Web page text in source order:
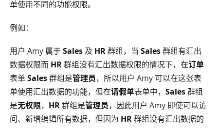
单使用不同的功能权限。
例如：
用户 Amy 属于Sales 及 HR群组，当 Sales群组有汇出
数据权限而 HR群组没有汇出数据权限的情况下，在订单
表单Sales群组是管理员，所以用户 Amy 可以在这张表
单使用汇出数据的功能，但在请假单表单中， Sales群组
是无权限， HR群组是管理员，因此用户 Amy 即使可以访
问、新增编辑所有数据，但因为 HR群组没有汇出数据的